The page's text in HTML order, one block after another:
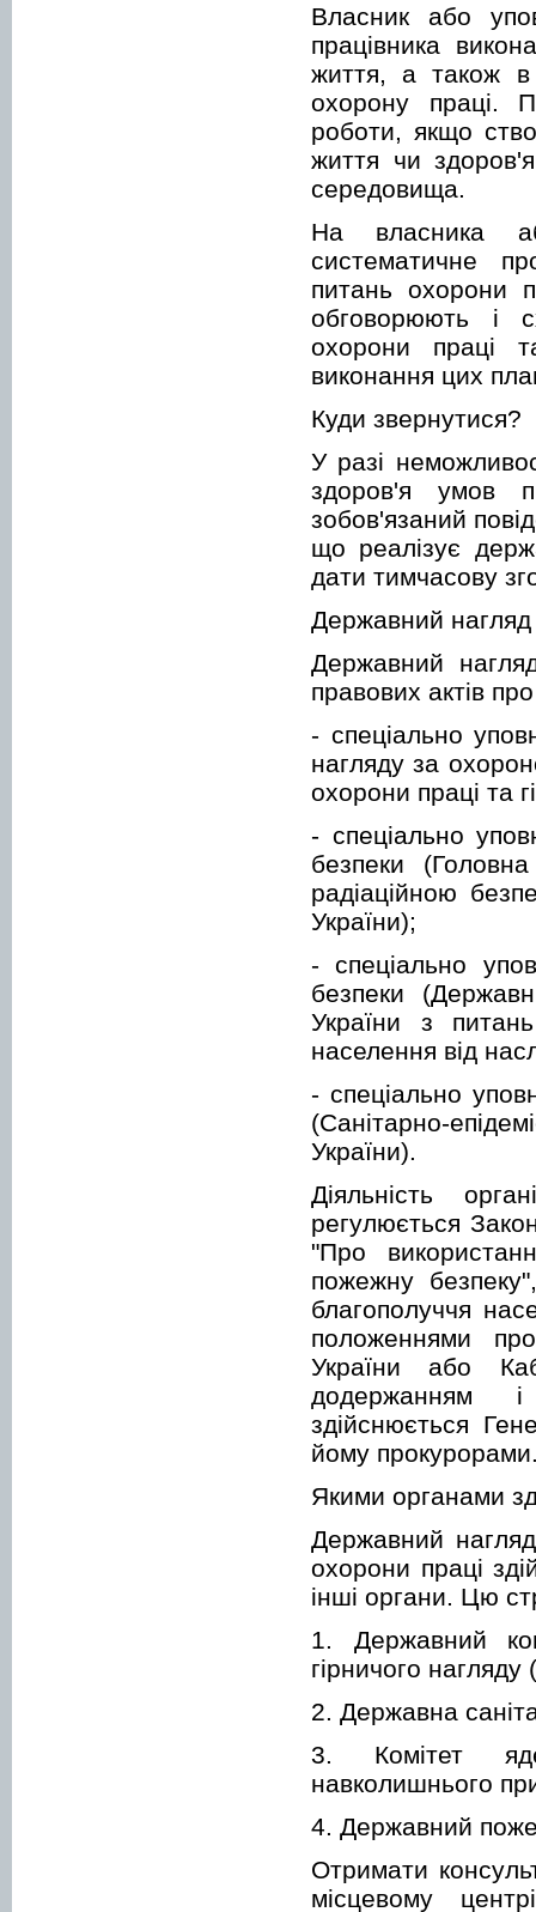
Власник або
працівника
життя, а також в
охорону праці.
роботи, якщо
життя чи
середовища.
На власника
систематичне
питань охорони
обговорюють і
охорони праці
виконання цих
Куди звернутися?
У разі
здоров'я умов
зобов'язаний
що реалізує
дати тимчасову
Державний
Державний
правових актів
- спеціально
нагляду за
охорони праці та
- спеціально
безпеки
радіаційною
України);
- спеціально
безпеки
України з
населення від
- спеціально
(Санітарно-
України).
Діяльність
регулюється
"Про
пожежну
благополуччя
положеннями
України або
додержанням і
здійснюється
йому
Якими органами
Державний
охорони праці
інші органи. Цю
1. Державний
гірничого
2. Державна
3. Комітет
навколишнього
4. Державний
Отримати
місцевому